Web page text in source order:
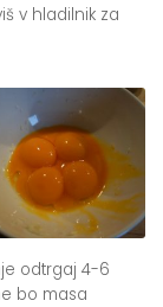
v hladilnik za
odtrgaj 4-6
bo masa